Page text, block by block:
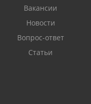
Вакансии
Новости
Вопрос-ответ
Статьи